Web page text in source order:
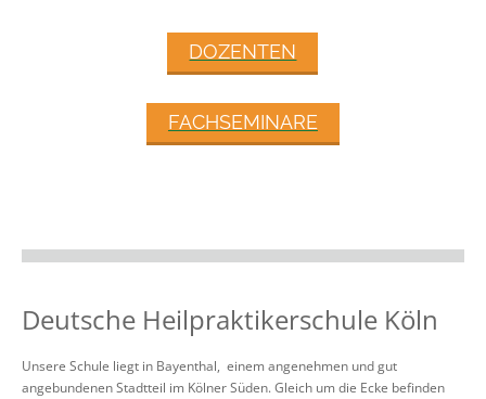
DOZENTEN
FACHSEMINARE
Deutsche Heilpraktikerschule Köln
Unsere Schule liegt in Bayenthal, einem angenehmen und gut
angebundenen Stadtteil im Kölner Süden. Gleich um die Ecke befinden